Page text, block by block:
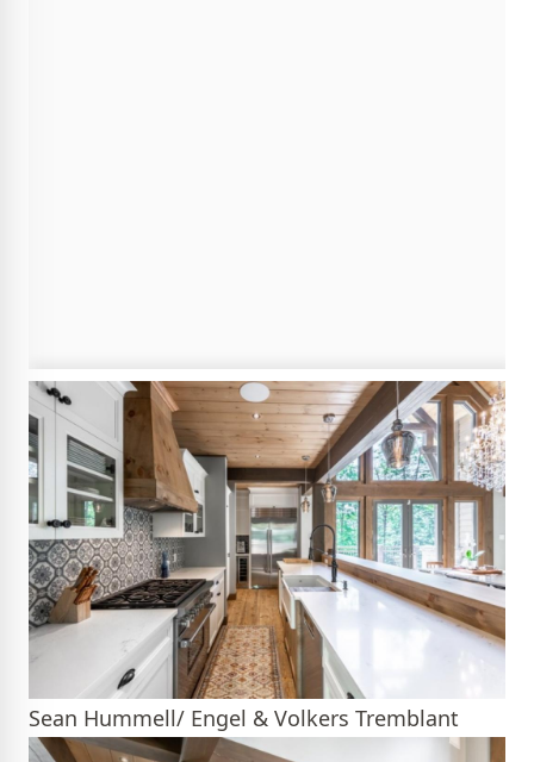
Sean Hummell/ Engel & Volkers Tremblant